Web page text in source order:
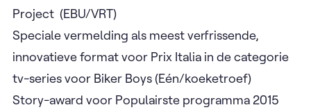
Project (EBU/VRT)
Speciale vermelding als meest verfrissende,
innovatieve format voor Prix Italia in de categorie
tv-series voor Biker Boys (Eén/koeketroef)
Story-award voor Populairste programma 2015